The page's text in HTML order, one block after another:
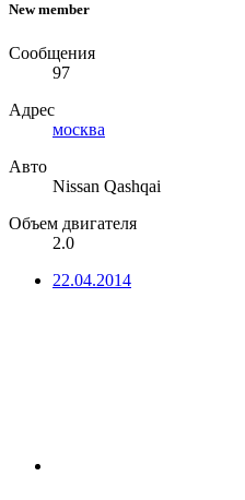
New member
Сообщения
97
Адрес
москва
Авто
Nissan Qashqai
Объем двигателя
2.0
22.04.2014